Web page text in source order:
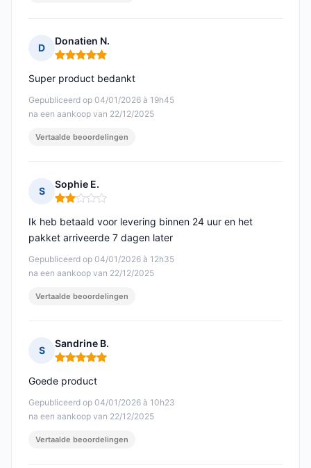
D
Donatien N.
Opmerking: 5 van 5
Gepubliceerd op 04/01/2026 à 19h45
na een aankoop van 22/12/2025
Super product bedankt
Vertaalde beoordelingen
S
Sophie E.
Opmerking: 2 van 5
Gepubliceerd op 04/01/2026 à 12h35
na een aankoop van 22/12/2025
Ik heb betaald voor levering binnen 24 uur en het
pakket arriveerde 7 dagen later
Vertaalde beoordelingen
S
Sandrine B.
Opmerking: 5 van 5
Gepubliceerd op 04/01/2026 à 10h23
na een aankoop van 22/12/2025
Goede product
Vertaalde beoordelingen